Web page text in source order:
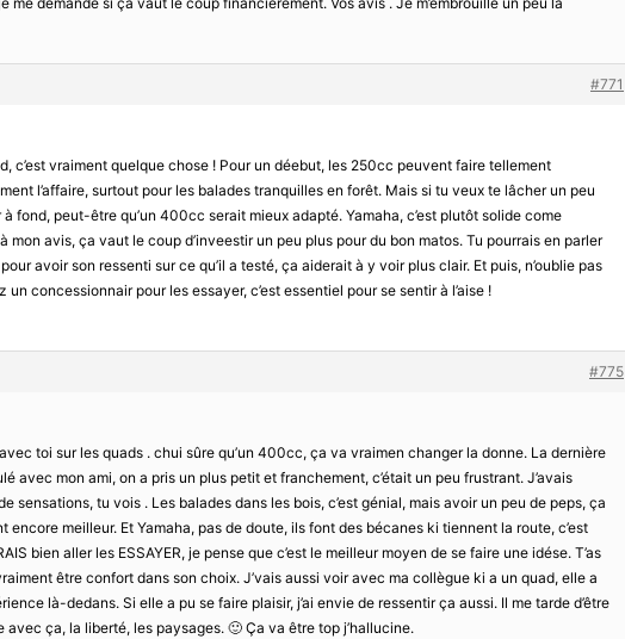
#771
c’est vraiment quelque chose ! Pour un déebut, les 250cc peuvent faire tellement
l’affaire, surtout pour les balades tranquilles en forêt. Mais si tu veux te lâcher un peu
fond, peut-être qu’un 400cc serait mieux adapté. Yamaha, c’est plutôt solide come
mon avis, ça vaut le coup d’inveestir un peu plus pour du bon matos. Tu pourrais en parler
avoir son ressenti sur ce qu’il a testé, ça aiderait à y voir plus clair. Et puis, n’oublie pas
un concessionnair pour les essayer, c’est essentiel pour se sentir à l’aise !
#775
toi sur les quads . chui sûre qu’un 400cc, ça va vraimen changer la donne. La dernière
avec mon ami, on a pris un plus petit et franchement, c’était un peu frustrant. J’avais
sensations, tu vois . Les balades dans les bois, c’est génial, mais avoir un peu de peps, ça
encore meilleur. Et Yamaha, pas de doute, ils font des bécanes ki tiennent la route, c’est
bien aller les ESSAYER, je pense que c’est le meilleur moyen de se faire une idése. T’as
être confort dans son choix. J’vais aussi voir avec ma collègue ki a un quad, elle a
là-dedans. Si elle a pu se faire plaisir, j’ai envie de ressentir ça aussi. Il me tarde d’être
avec ça, la liberté, les paysages. 🙂 Ça va être top j’hallucine.